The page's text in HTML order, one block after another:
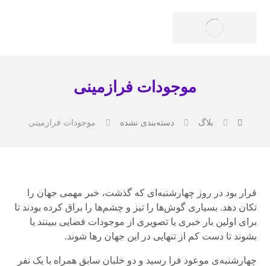
موجودات فرازمینی
بلاگ دسته‌بندی نشده موجودات فرازمینی
قرار بود در روز چهارشنبه‌ای که گذشت، خبر مهمی جهان را
تکان دهد. بسیاری گوش‌ها را تیز و چشم‌ها را براق کرده بودند تا
برای اولین بار خبری یا تصویری از موجودات فضایی ببینند یا
بشوند تا دست کم از تنهایی در این جهان رها شوند.
چهارشنبه‌ی موعود فرا رسید و دو خلبان سابق همراه با یک نفر